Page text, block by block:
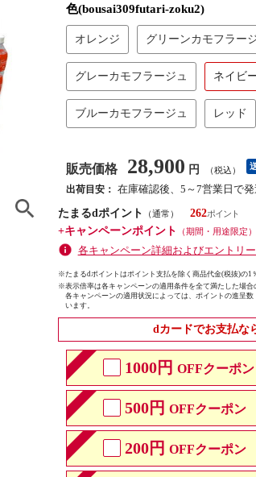
色(bousai309futari-zoku2)
オレンジ グリーンカモフラー
グレーカモフラージュ ネイビ
ブルーカモフラージュ レッド
販売価格 28,900 円 （税込）
出荷目安： 在庫確認後、5～7営業日で
たまるdポイント
（通常）
262
+キャンペーンポイント
（期間・用途限定）
各キャンペーン詳細およびエントリ
※たまるdポイントはポイント支払を除く商品代金(税抜)の1
※表示倍率は各キャンペーンの適用条件を全て満たした場合
各キャンペーンの適用状況によっては、ポイントの進呈
います。
dカードでお支払な
1000円 OFFクーポン
500円 OFFクーポン
200円 OFFクーポン